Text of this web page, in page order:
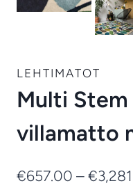
LEHTIMATOT
Multi
villamatto
€657.00 – €